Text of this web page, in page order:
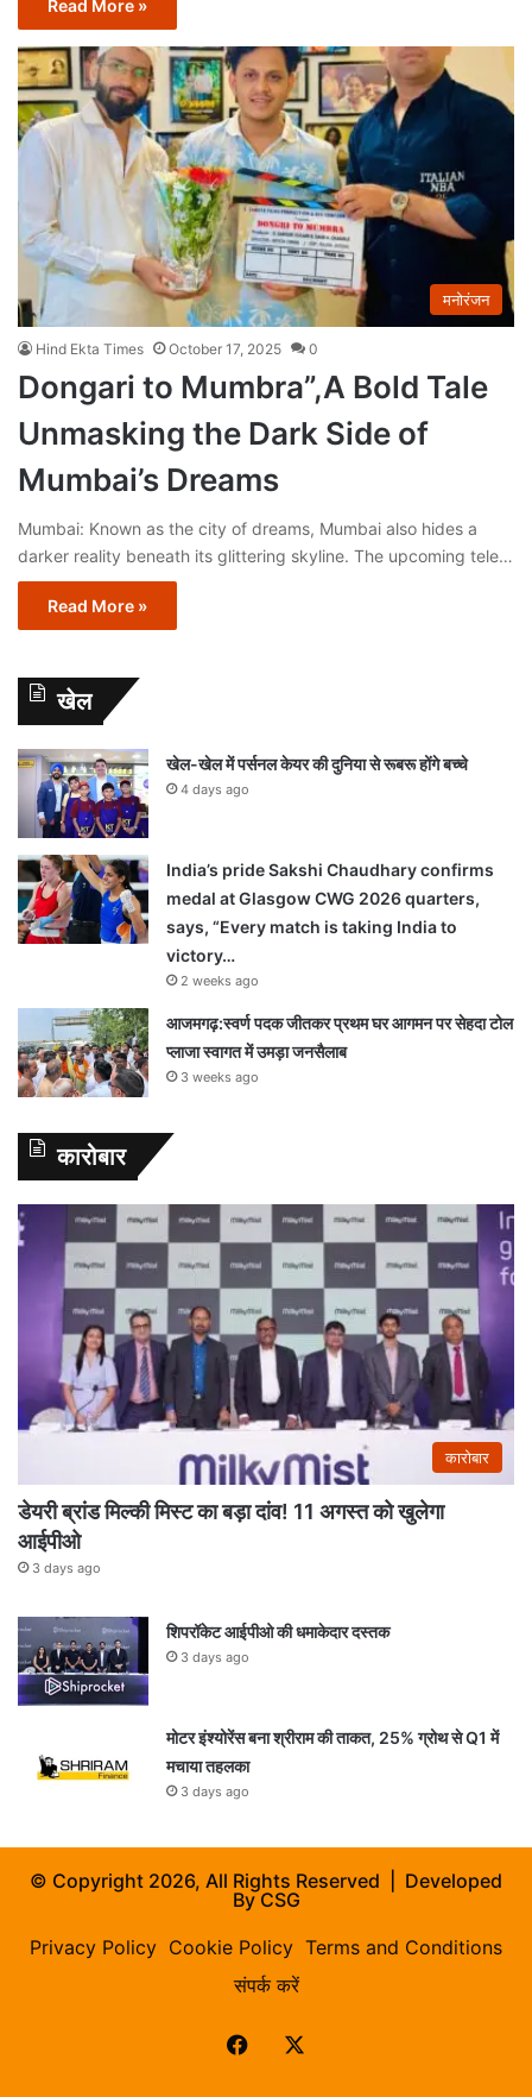
Read More »
मनोरंजन
Hind Ekta Times October 17, 2025 0
Dongari to Mumbra”,A Bold Tale
Unmasking the Dark Side of
Mumbai’s Dreams
Mumbai: Known as the city of dreams, Mumbai also hides a
darker reality beneath its glittering skyline. The upcoming tele…
Read More »
खेल
खेल-खेल में पर्सनल केयर की दुनिया से रूबरू होंगे बच्चे
4 days ago
India’s pride Sakshi Chaudhary confirms
medal at Glasgow CWG 2026 quarters,
says, “Every match is taking India to
victory…
2 weeks ago
आजमगढ़:स्वर्ण पदक जीतकर प्रथम घर आगमन पर सेहदा टोल
प्लाजा स्वागत में उमड़ा जनसैलाब
3 weeks ago
कारोबार
कारोबार
डेयरी ब्रांड मिल्की मिस्ट का बड़ा दांव! 11 अगस्त को खुलेगा
आईपीओ
3 days ago
शिपरॉकेट आईपीओ की धमाकेदार दस्तक
3 days ago
मोटर इंश्योरेंस बना श्रीराम की ताकत, 25% ग्रोथ से Q1 में
मचाया तहलका
3 days ago
© Copyright 2026, All Rights Reserved | Developed
ByCSG
Privacy Policy Cookie Policy Terms and Conditions
संपर्क करें
Facebook